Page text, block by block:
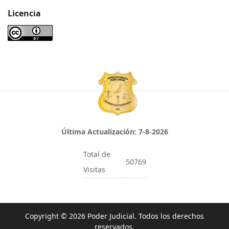
Licencia
Última Actualización: 7-8-2026
Total de
Visitas
50769
Copyright © 2026 Poder Judicial. Todos los derechos
reservados.